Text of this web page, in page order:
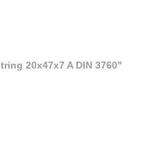
20x47x7 A DIN 3760"